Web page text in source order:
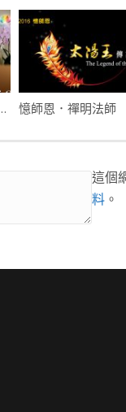
好？- 民間習俗的迷思(四) 憶師恩．禪明法師
這個
料 。